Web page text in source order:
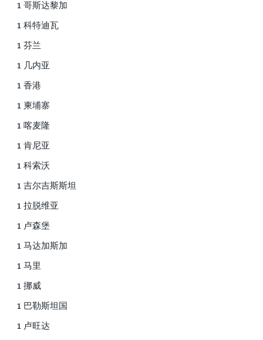
1 哥斯达黎加
1 科特迪瓦
1 芬兰
1 几内亚
1 香港
1 柬埔寨
1 喀麦隆
1 肯尼亚
1 科索沃
1 吉尔吉斯斯坦
1 拉脱维亚
1 卢森堡
1 马达加斯加
1 马里
1 挪威
1 巴勒斯坦国
1 卢旺达